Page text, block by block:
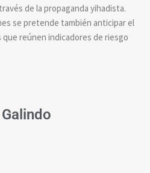
de la propaganda yihadista.
se pretende también anticipar el
que reúnen indicadores de riesgo